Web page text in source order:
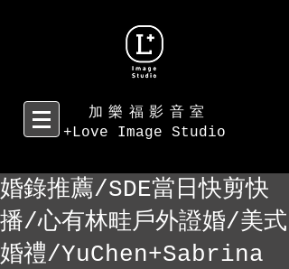
加樂福影音室
+Love Image Studio
婚錄推薦/SDE當日快剪快
播/心有林畦戶外證婚/美式
婚禮/YuChen+Sabrina